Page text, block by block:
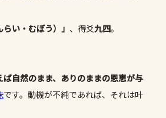
らい・むぼう）」 、得爻九四。
ば自然のまま、ありのままの恩恵が与
です。動機が不純であれば、それは叶